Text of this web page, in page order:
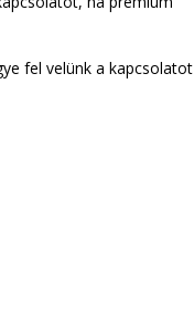
fel velünk a kapcsolatot